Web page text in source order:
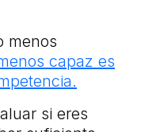
menos
capaz es
si eres